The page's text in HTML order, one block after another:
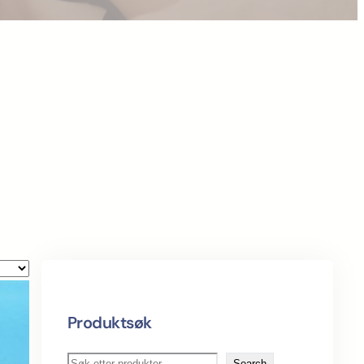
Produktsøk